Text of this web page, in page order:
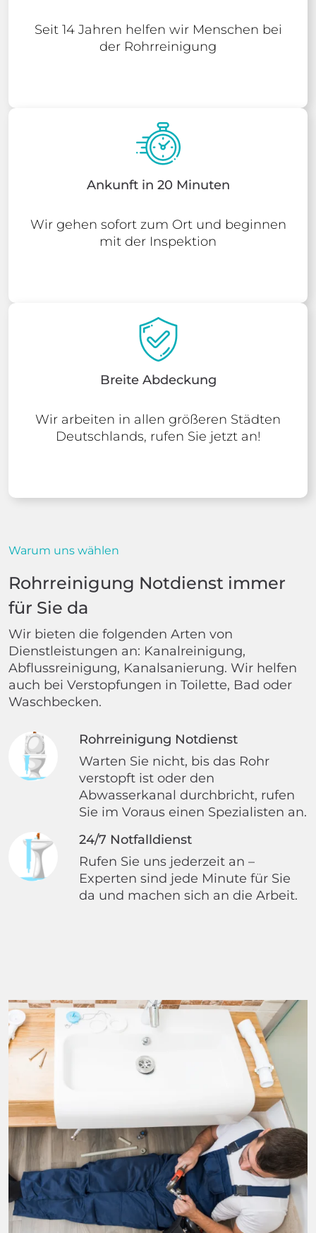
Seit 14 Jahren helfen wir Menschen bei
der Rohrreinigung
Ankunft in 20 Minuten
Wir gehen sofort zum Ort und beginnen
mit der Inspektion
Breite Abdeckung
Wir arbeiten in allen größeren Städten
Deutschlands, rufen Sie jetzt an!
Warum uns wählen
Rohrreinigung Notdienst immer
für Sie da
Wir bieten die folgenden Arten von
Dienstleistungen an: Kanalreinigung,
Abflussreinigung, Kanalsanierung. Wir helfen
auch bei Verstopfungen in Toilette, Bad oder
Waschbecken.
Rohrreinigung Notdienst
Warten Sie nicht, bis das Rohr
verstopft ist oder den
Abwasserkanal durchbricht, rufen
Sie im Voraus einen Spezialisten an.
24/7 Notfalldienst
Rufen Sie uns jederzeit an –
Experten sind jede Minute für Sie
da und machen sich an die Arbeit.